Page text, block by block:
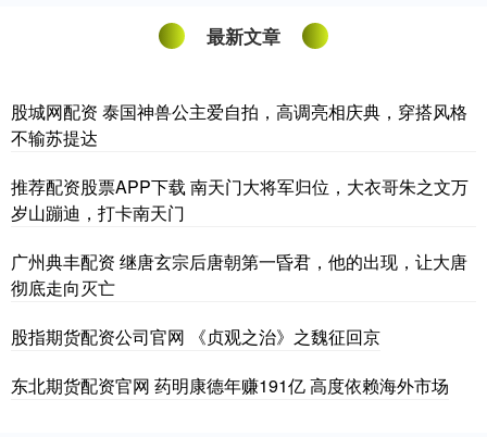
最新文章
股城网配资 泰国神兽公主爱自拍，高调亮相庆典，穿搭风格
不输苏提达
推荐配资股票APP下载 南天门大将军归位，大衣哥朱之文万
岁山蹦迪，打卡南天门
广州典丰配资 继唐玄宗后唐朝第一昏君，他的出现，让大唐
彻底走向灭亡
股指期货配资公司官网 《贞观之治》之魏征回京
东北期货配资官网 药明康德年赚191亿 高度依赖海外市场